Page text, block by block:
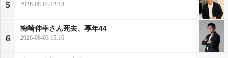
5 2026-08-03 12:18
6
梅崎伸幸さん死去、享年44
2026-08-03 15:16